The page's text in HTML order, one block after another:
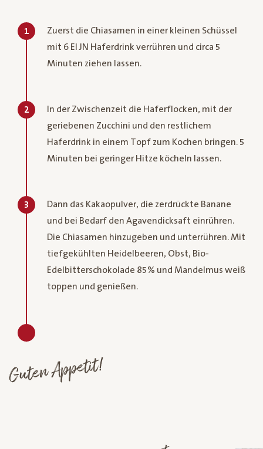
1
Zuerst die Chiasamen in einer kleinen Schüssel
mit 6 El JN Haferdrink verrühren und circa 5
Minuten ziehen lassen.
2
In der Zwischenzeit die Haferflocken, mit der
geriebenen Zucchini und den restlichem
Haferdrink in einem Topf zum Kochen bringen. 5
Minuten bei geringer Hitze köcheln lassen.
3
Dann das Kakaopulver, die zerdrückte Banane
und bei Bedarf den Agavendicksaft einrühren.
Die Chiasamen hinzugeben und unterrühren. Mit
tiefgekühlten Heidelbeeren, Obst, Bio-
Edelbitterschokolade 85% und Mandelmus weiß
toppen und genießen.
Guten Appetit!